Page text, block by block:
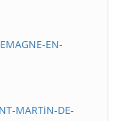
EN-
MARTiN-DE-